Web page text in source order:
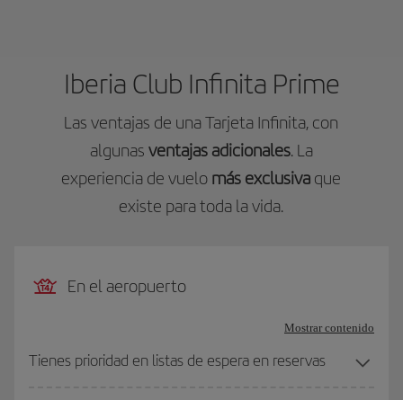
Iberia Club Infinita Prime
Las ventajas de una Tarjeta Infinita, con
algunas ventajas adicionales. La
experiencia de vuelo más exclusiva que
existe para toda la vida.
En el aeropuerto
Mostrar contenido
Tienes prioridad en listas de espera en reservas